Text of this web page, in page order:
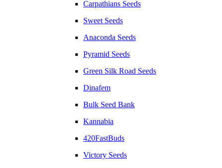
Carpathians Seeds
Sweet Seeds
Anaconda Seeds
Pyramid Seeds
Green Silk Road Seeds
Dinafem
Bulk Seed Bank
Kannabia
420FastBuds
Victory Seeds